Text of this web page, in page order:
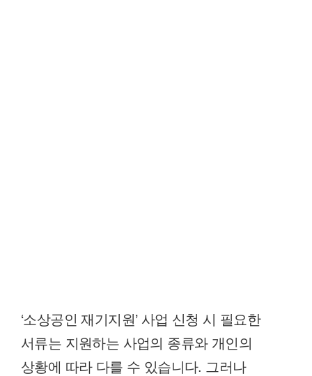
‘소상공인 재기지원’ 사업 신청 시 필요한
서류는 지원하는 사업의 종류와 개인의
상황에 따라 다를 수 있습니다. 그러나